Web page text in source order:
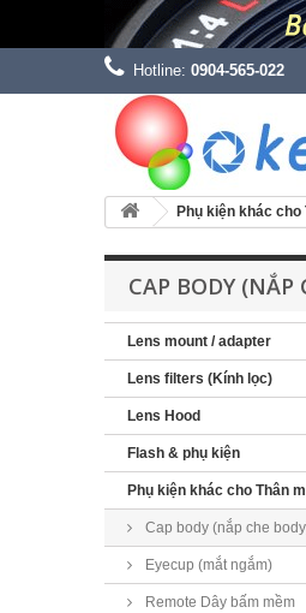
Hotline: 0904-565-022
Phụ kiện khác cho
CAP BODY (NẮP
Lens mount / adapter
Lens filters (Kính lọc)
Lens Hood
Flash & phụ kiện
Phụ kiện khác cho Thân
Cap body (nắp che
Eyecup (mắt ngắm)
Remote Dây bấm mềm